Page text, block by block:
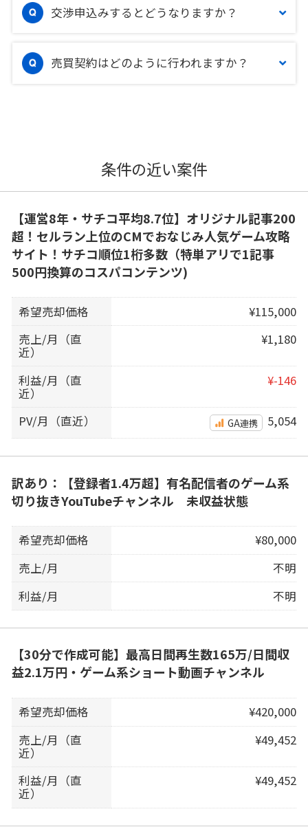
交渉申込みするとどうなりますか？
売買契約はどのように行われますか？
条件の近い案件
【運営8年・サチコ平均8.7位】オリジナル記事200
超！セルラン上位のCMでおなじみ人気ゲーム攻略
サイト！サチコ順位1桁多数（特単アリで1記事
500円換算のコスパコンテンツ)
希望売却価格
¥115,000
売上/月（直
近）
¥1,180
利益/月（直
近）
¥-146
PV/月（直近） GA連携 5,054
訳あり：【登録者1.4万超】有名配信者のゲーム系
切り抜きYouTubeチャンネル 未収益状態
希望売却価格
¥80,000
売上/月
不明
利益/月
不明
【30分で作成可能】最高日間再生数165万/日間収
益2.1万円・ゲーム系ショート動画チャンネル
希望売却価格
¥420,000
売上/月（直
近）
¥49,452
利益/月（直
近）
¥49,452